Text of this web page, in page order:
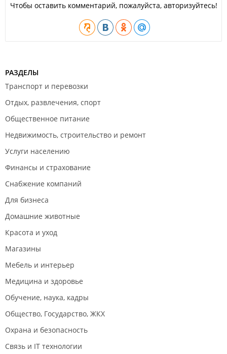
Чтобы оставить комментарий, пожалуйста, авторизуйтесь!
РАЗДЕЛЫ
Транспорт и перевозки
Отдых, развлечения, спорт
Общественное питание
Недвижимость, строительство и ремонт
Услуги населению
Финансы и страхование
Снабжение компаний
Для бизнеса
Домашние животные
Красота и уход
Магазины
Мебель и интерьер
Медицина и здоровье
Обучение, наука, кадры
Общество, Государство, ЖКХ
Охрана и безопасность
Связь и IT технологии